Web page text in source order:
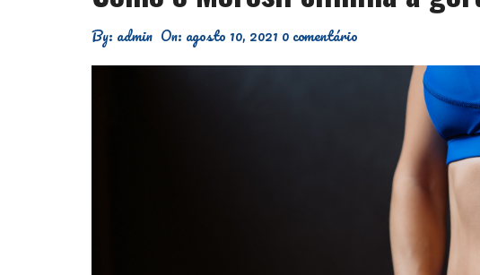
By: admin On: agosto 10, 2021 0 comentário